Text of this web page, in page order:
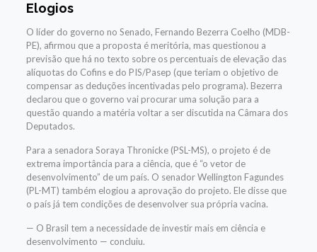
Elogios
O líder do governo no Senado, Fernando Bezerra Coelho (MDB-
PE), afirmou que a proposta é meritória, mas questionou a
previsão que há no texto sobre os percentuais de elevação das
alíquotas do Cofins e do PIS/Pasep (que teriam o objetivo de
compensar as deduções incentivadas pelo programa). Bezerra
declarou que o governo vai procurar uma solução para a
questão quando a matéria voltar a ser discutida na Câmara dos
Deputados.
Para a senadora Soraya Thronicke (PSL-MS), o projeto é de
extrema importância para a ciência, que é “o vetor de
desenvolvimento” de um país. O senador Wellington Fagundes
(PL-MT) também elogiou a aprovação do projeto. Ele disse que
o país já tem condições de desenvolver sua própria vacina.
— O Brasil tem a necessidade de investir mais em ciência e
desenvolvimento — concluiu.